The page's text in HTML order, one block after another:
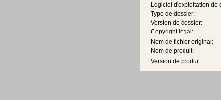
Logiciel d'exploitation de
Type de dossier:
Version de dossier:
Copyright légal:
Nom de fichier original:
Nom de produit:
Version de produit: